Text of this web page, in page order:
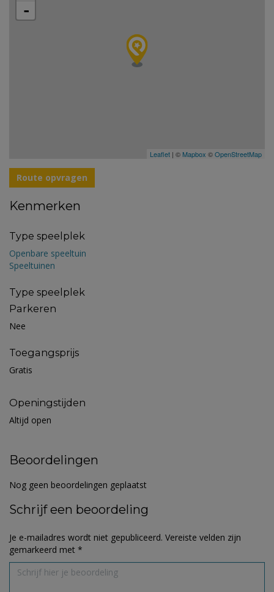
-
Leaflet | © Mapbox ©OpenStreetMap
Route opvragen
Kenmerken
Type speelplek
Openbare speeltuin
Speeltuinen
Type speelplek
Parkeren
Nee
Toegangsprijs
Gratis
Openingstijden
Altijd open
Beoordelingen
Nog geen beoordelingen geplaatst
Schrijf een beoordeling
Je e-mailadres wordt niet gepubliceerd. Vereiste velden zijn
gemarkeerd met *